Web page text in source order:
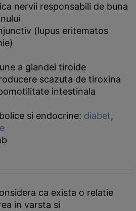
nervii responsabili de buna
(lupus eritematos
a glandei tiroide
scazuta de tiroxina
intestinala
si endocrine: diabet,
ca exista o relatie
in varsta si